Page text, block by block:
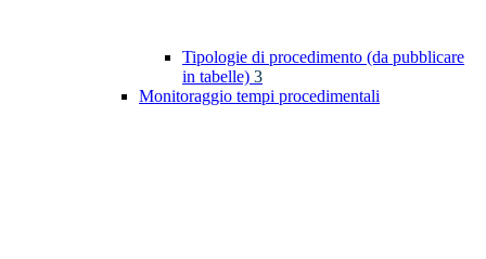
Tipologie di procedimento (da pubblicare
in tabelle) 3
Monitoraggio tempi procedimentali